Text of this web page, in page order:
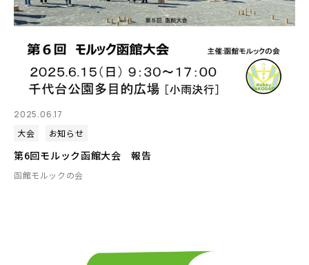
2025.06.17
大会
お知らせ
第6回モルック函館大会 報告
函館モルックの会